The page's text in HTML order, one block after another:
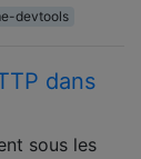
devtools
dans
sous les